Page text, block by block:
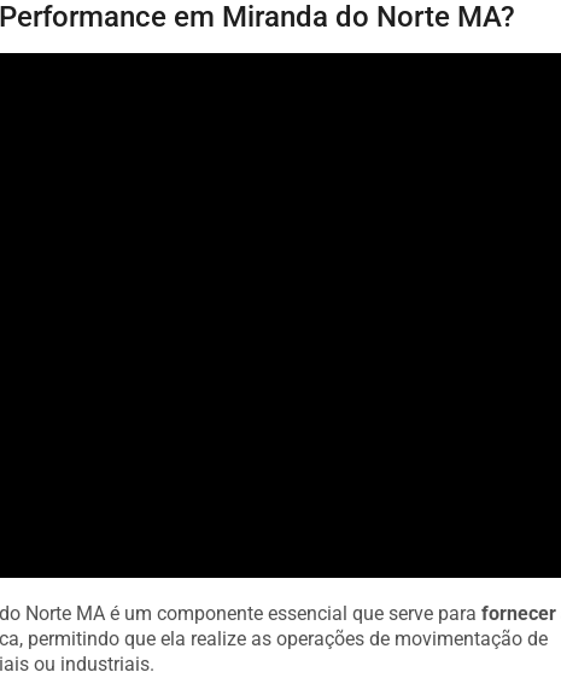
em Miranda do Norte MA?
Norte MA é um componente essencial que serve para fornecer
permitindo que ela realize as operações de movimentação de
ou industriais.